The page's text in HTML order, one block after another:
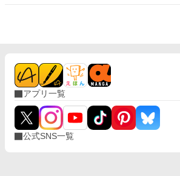
アプリ一覧
公式SNS一覧